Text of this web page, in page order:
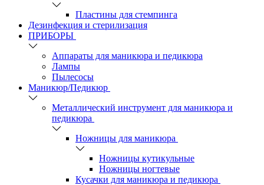
Пластины для стемпинга
Дезинфекция и стерилизация
ПРИБОРЫ
Аппараты для маникюра и педикюра
Лампы
Пылесосы
Маникюр/Педикюр
Металлический инструмент для маникюра и
педикюра
Ножницы для маникюра
Ножницы кутикульные
Ножницы ногтевые
Кусачки для маникюра и педикюра